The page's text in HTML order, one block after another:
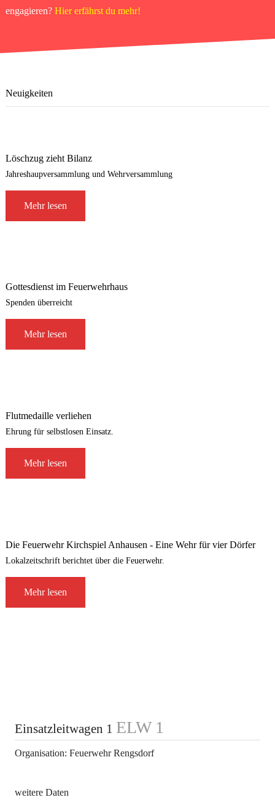
engagieren? Hier erfährst du mehr!
Neuigkeiten
Löschzug zieht Bilanz
Jahreshaupversammlung und Wehrversammlung
Mehr lesen
Gottesdienst im Feuerwehrhaus
Spenden überreicht
Mehr lesen
Flutmedaille verliehen
Ehrung für selbstlosen Einsatz.
Mehr lesen
Die Feuerwehr Kirchspiel Anhausen - Eine Wehr für vier Dörfer
Lokalzeitschrift berichtet über die Feuerwehr.
Mehr lesen
Einsatzleitwagen 1 ELW 1
Organisation: Feuerwehr Rengsdorf
weitere Daten